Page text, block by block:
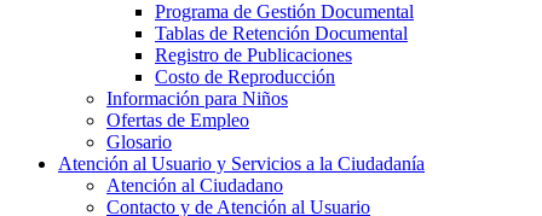
Programa de Gestión Documental
Tablas de Retención Documental
Registro de Publicaciones
Costo de Reproducción
Información para Niños
Ofertas de Empleo
Glosario
Atención al Usuario y Servicios a la Ciudadanía
Atención al Ciudadano
Contacto y de Atención al Usuario